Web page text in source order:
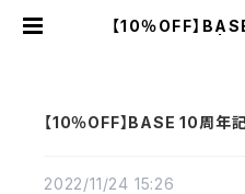
【10％OFF】
【10％OFF】BASE 10周年
2022/11/24 15:26